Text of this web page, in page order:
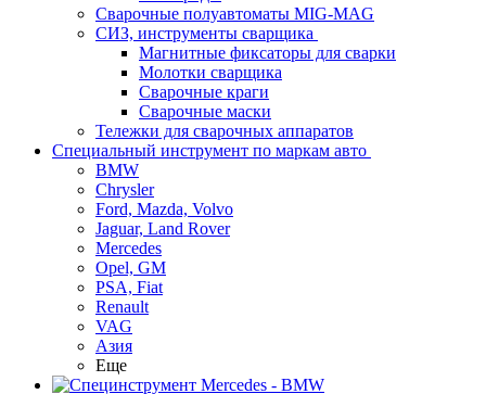
Сварочные полуавтоматы MIG-MAG
СИЗ, инструменты сварщика
Магнитные фиксаторы для сварки
Молотки сварщика
Сварочные краги
Сварочные маски
Тележки для сварочных аппаратов
Специальный инструмент по маркам авто
BMW
Chrysler
Ford, Mazda, Volvo
Jaguar, Land Rover
Mercedes
Opel, GM
PSA, Fiat
Renault
VAG
Азия
Еще